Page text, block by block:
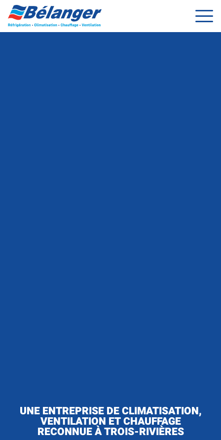
UNE ENTREPRISE DE CLIMATISATION,
VENTILATION ET CHAUFFAGE
RECONNUE À TROIS-RIVIÈRES